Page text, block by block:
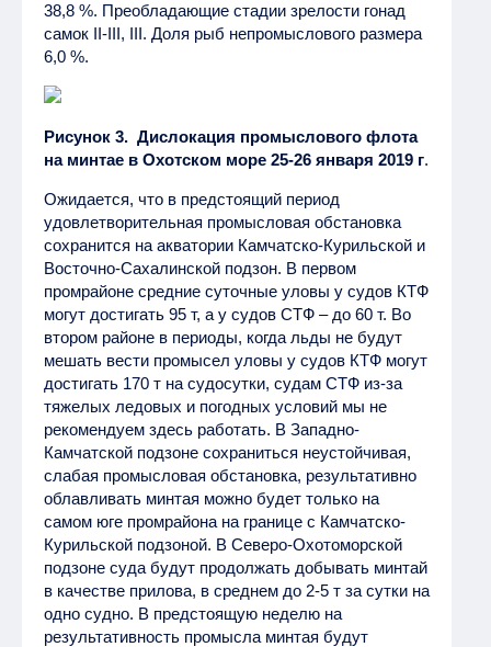
38,8 %. Преобладающие стадии зрелости гонад
самок II-III, III. Доля рыб непромыслового размера
6,0 %.
Рисунок 3. Дислокация промыслового флота
на минтае в Охотском море 25-26 января 2019 г.
Ожидается, что в предстоящий период
удовлетворительная промысловая обстановка
сохранится на акватории Камчатско-Курильской и
Восточно-Сахалинской подзон. В первом
промрайоне средние суточные уловы у судов КТФ
могут достигать 95 т, а у судов СТФ – до 60 т. Во
втором районе в периоды, когда льды не будут
мешать вести промысел уловы у судов КТФ могут
достигать 170 т на судосутки, судам СТФ из-за
тяжелых ледовых и погодных условий мы не
рекомендуем здесь работать. В Западно-
Камчатской подзоне сохраниться неустойчивая,
слабая промысловая обстановка, результативно
облавливать минтая можно будет только на
самом юге промрайона на границе с Камчатско-
Курильской подзоной. В Северо-Охотоморской
подзоне суда будут продолжать добывать минтай
в качестве прилова, в среднем до 2-5 т за сутки на
одно судно. В предстоящую неделю на
результативность промысла минтая будут